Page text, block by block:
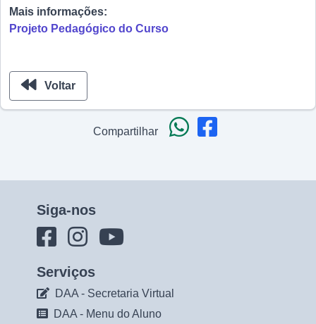
Mais informações:
Projeto Pedagógico do Curso
Voltar
Compartilhar
Siga-nos
Serviços
DAA - Secretaria Virtual
DAA - Menu do Aluno